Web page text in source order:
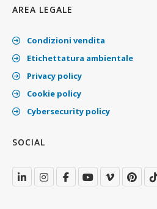
AREA LEGALE
Condizioni vendita
Etichettatura ambientale
Privacy policy
Cookie policy
Cybersecurity policy
SOCIAL